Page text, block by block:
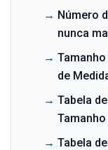
→ Número
nunca
→
de
→ Tabela
→ Tabela